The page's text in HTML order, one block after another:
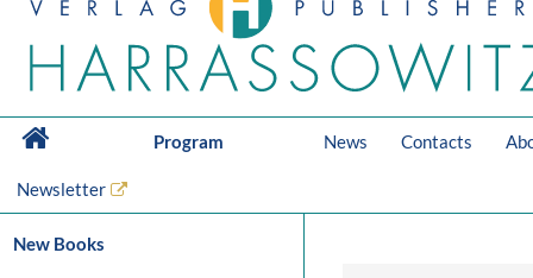
Program News Contacts
Newsletter
New Books